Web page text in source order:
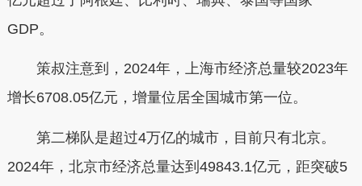
GDP。
策叔注意到，2024年，上海市经济总量较2023年
增长6708.05亿元， 增量位居全国城市第一位。
第二梯队是超过4万亿的城市，目前只有北京。
2024年，北京市经济总量达到49843.1亿元，距突破5